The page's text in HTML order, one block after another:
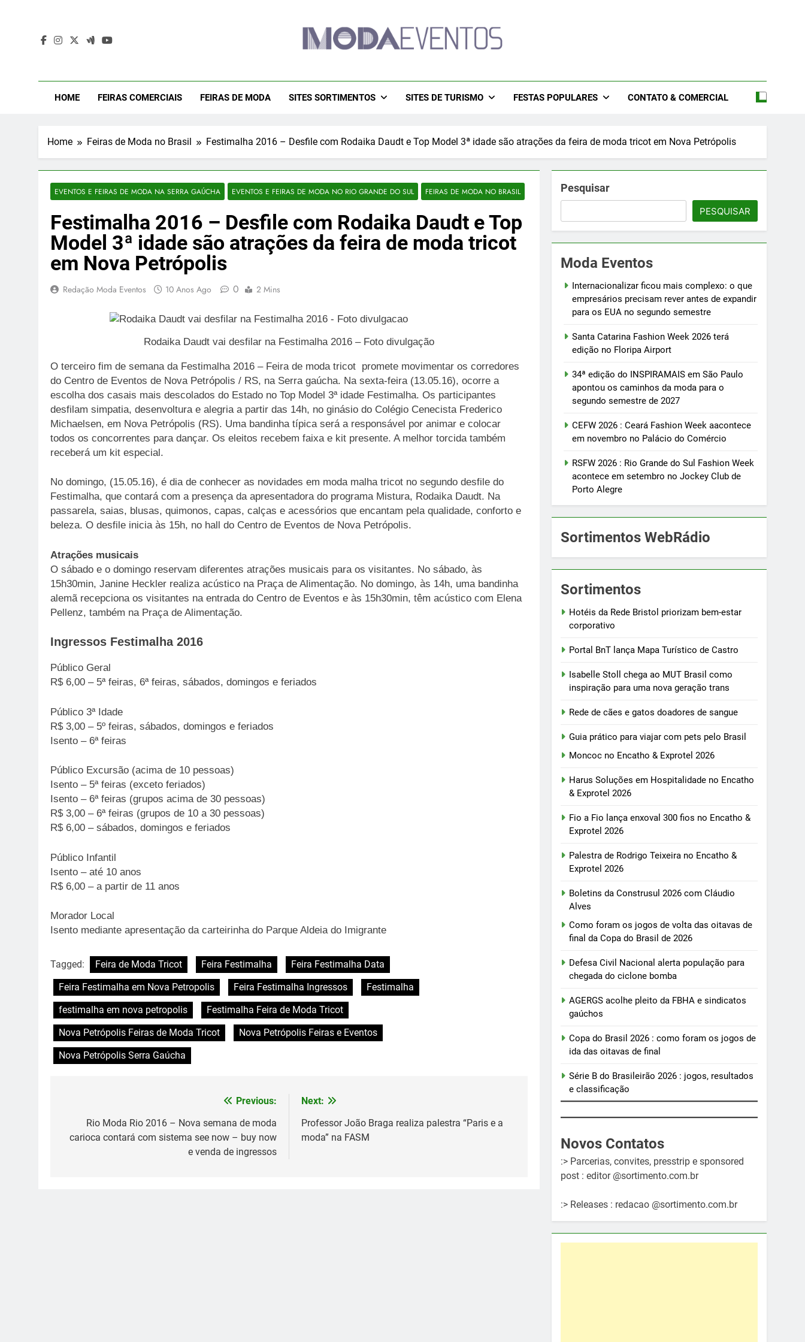
Feiras De Moda 2026
– Moda Eventos 2026 – Feiras De Moda Calçados 2026 – Feiras De Moda Íntima 2026
HOME FEIRAS COMERCIAIS FEIRAS DE MODA SITES SORTIMENTOS SITES DE TURISMO FESTAS POPULARES CONTATO & COMERCIAL
Home Feiras de Moda no Brasil Festimalha 2016 – Desfile com Rodaika Daudt e Top Model 3ª idade são atrações da feira de moda tricot em Nova Petrópolis
EVENTOS E FEIRAS DE MODA NA SERRA GAÚCHA EVENTOS E FEIRAS DE MODA NO RIO GRANDE DO SUL FEIRAS DE MODA NO BRASIL
Festimalha 2016 – Desfile com Rodaika Daudt e Top
Model 3ª idade são atrações da feira de moda tricot
em Nova Petrópolis
Redação Moda Eventos 10 Anos Ago 0 2 Mins
Rodaika Daudt vai desfilar na Festimalha 2016 – Foto divulgação
O terceiro fim de semana da Festimalha 2016 – Feira de moda tricot promete movimentar os corredores
do Centro de Eventos de Nova Petrópolis / RS, na Serra gaúcha. Na sexta-feira (13.05.16), ocorre a
escolha dos casais mais descolados do Estado no Top Model 3ª idade Festimalha. Os participantes
desfilam simpatia, desenvoltura e alegria a partir das 14h, no ginásio do Colégio Cenecista Frederico
Michaelsen, em Nova Petrópolis (RS). Uma bandinha típica será a responsável por animar e colocar
todos os concorrentes para dançar. Os eleitos recebem faixa e kit presente. A melhor torcida também
receberá um kit especial.
No domingo, (15.05.16), é dia de conhecer as novidades em moda malha tricot no segundo desfile do
Festimalha, que contará com a presença da apresentadora do programa Mistura, Rodaika Daudt. Na
passarela, saias, blusas, quimonos, capas, calças e acessórios que encantam pela qualidade, conforto e
beleza. O desfile inicia às 15h, no hall do Centro de Eventos de Nova Petrópolis.
Atrações musicais
O sábado e o domingo reservam diferentes atrações musicais para os visitantes. No sábado, às
15h30min, Janine Heckler realiza acústico na Praça de Alimentação. No domingo, às 14h, uma bandinha
alemã recepciona os visitantes na entrada do Centro de Eventos e às 15h30min, têm acústico com Elena
Pellenz, também na Praça de Alimentação.
Ingressos Festimalha 2016
Público Geral
R$ 6,00 – 5ª feiras, 6ª feiras, sábados, domingos e feriados
Público 3ª Idade
R$ 3,00 – 5º feiras, sábados, domingos e feriados
Isento – 6ª feiras
Público Excursão (acima de 10 pessoas)
Isento – 5ª feiras (exceto feriados)
Isento – 6ª feiras (grupos acima de 30 pessoas)
R$ 3,00 – 6ª feiras (grupos de 10 a 30 pessoas)
R$ 6,00 – sábados, domingos e feriados
Público Infantil
Isento – até 10 anos
R$ 6,00 – a partir de 11 anos
Morador Local
Isento mediante apresentação da carteirinha do Parque Aldeia do Imigrante
Tagged: Feira de Moda Tricot Feira Festimalha
Feira Festimalha Data
Feira Festimalha em Nova Petropolis
Feira Festimalha Ingressos
Festimalha
festimalha em nova petropolis
Festimalha Feira de Moda Tricot
Nova Petrópolis Feiras de Moda Tricot
Nova Petrópolis Feiras e Eventos
Nova Petrópolis Serra Gaúcha
Previous:
Rio Moda Rio 2016 – Nova semana de moda
carioca contará com sistema see now – buy now
e venda de ingressos
Next:
Professor João Braga realiza palestra “Paris e a
moda” na FASM
Pesquisar
PESQUISAR
Moda Eventos
Internacionalizar ficou mais complexo: o que
empresários precisam rever antes de expandir
para os EUA no segundo semestre
Santa Catarina Fashion Week 2026 terá
edição no Floripa Airport
34ª edição do INSPIRAMAIS em São Paulo
apontou os caminhos da moda para o
segundo semestre de 2027
CEFW 2026 : Ceará Fashion Week aacontece
em novembro no Palácio do Comércio
RSFW 2026 : Rio Grande do Sul Fashion Week
acontece em setembro no Jockey Club de
Porto Alegre
Sortimentos WebRádio
Sortimentos
Hotéis da Rede Bristol priorizam bem-estar
corporativo
Portal BnT lança Mapa Turístico de Castro
Isabelle Stoll chega ao MUT Brasil como
inspiração para uma nova geração trans
Rede de cães e gatos doadores de sangue
Guia prático para viajar com pets pelo Brasil
Moncoc no Encatho & Exprotel 2026
Harus Soluções em Hospitalidade no Encatho
& Exprotel 2026
Fio a Fio lança enxoval 300 fios no Encatho &
Exprotel 2026
Palestra de Rodrigo Teixeira no Encatho &
Exprotel 2026
Boletins da Construsul 2026 com Cláudio
Alves
Como foram os jogos de volta das oitavas de
final da Copa do Brasil de 2026
Defesa Civil Nacional alerta população para
chegada do ciclone bomba
AGERGS acolhe pleito da FBHA e sindicatos
gaúchos
Copa do Brasil 2026 : como foram os jogos de
ida das oitavas de final
Série B do Brasileirão 2026 : jogos, resultados
e classificação
Novos Contatos
:> Parcerias, convites, presstrip e sponsored
post : editor @sortimento.com.br
:> Releases : redacao @sortimento.com.br